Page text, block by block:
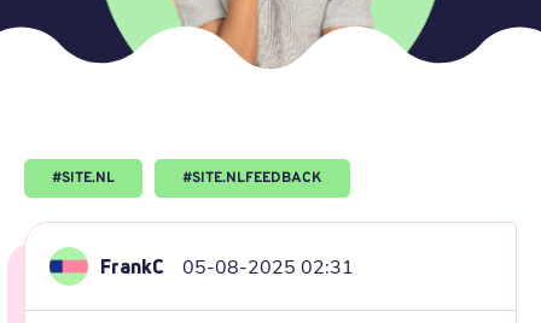
#SITE.NL #SITE.NLFEEDBACK
FrankC 05-08-2025 02:31